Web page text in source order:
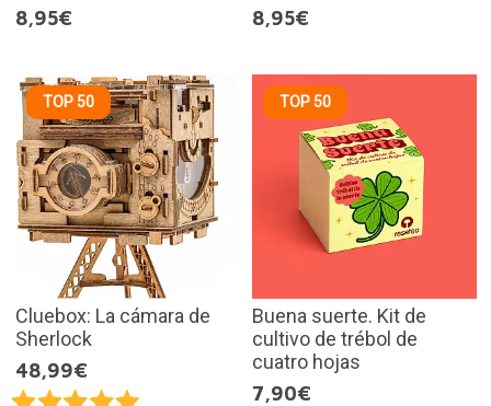
8,95€
8,95€
TOP 50
Cluebox: La cámara de
Sherlock
48,99€
TOP 50
Buena suerte. Kit de
cultivo de trébol de
cuatro hojas
7,90€